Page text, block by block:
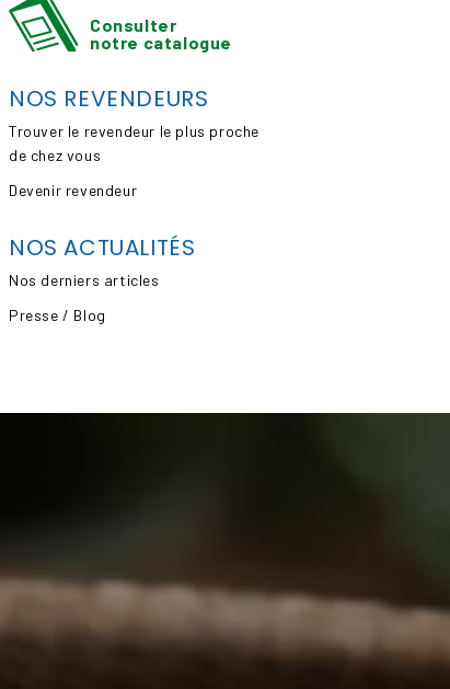
Consulter
notre catalogue
NOS REVENDEURS
Trouver le revendeur le plus proche
de chez vous
Devenir revendeur
NOS ACTUALITÉS
Nos derniers articles
Presse / Blog